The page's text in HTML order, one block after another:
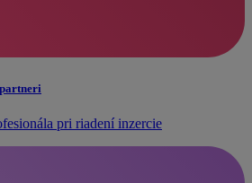
pri riadení inzercie